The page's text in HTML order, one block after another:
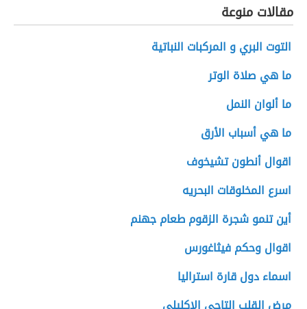
مقالات منوعة
التوت البري و المركبات النباتية
ما هي صلاة الوتر
ما ألوان النمل
ما هي أسباب الأرق
اقوال أنطون تشيخوف
اسرع المخلوقات البحريه
أين تنمو شجرة الزقوم طعام جهنم
اقوال وحكم فيثاغورس
اسماء دول قارة استراليا